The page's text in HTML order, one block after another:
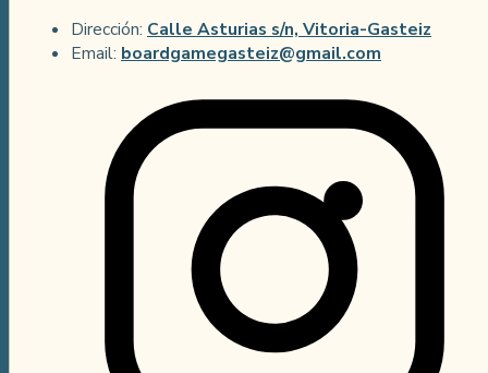
Dirección: Calle Asturias s/n, Vitoria-Gasteiz
Email: boardgamegasteiz@gmail.com